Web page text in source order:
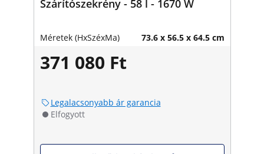
Szárítószekrény - 58 l - 1670 W
Méretek (HxSzéxMa) 73.6 x 56.5 x 64.5 cm
371 080 Ft
Legalacsonyabb ár garancia
Elfogyott